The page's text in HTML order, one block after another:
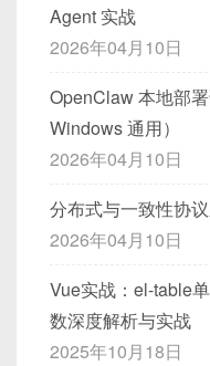
Agent 实战
2026年04月10日
OpenClaw 本地部
Windows 通用）
2026年04月10日
分布式与一致性协
2026年04月10日
Vue实战：el-table
数深度解析与实战
2025年10月18日